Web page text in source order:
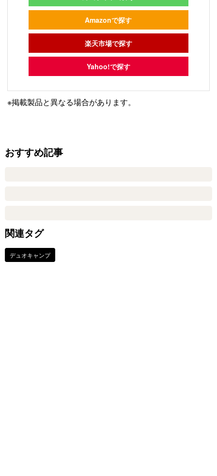
Amazonで探す
楽天市場で探す
Yahoo!で探す
※掲載製品と異なる場合があります。
おすすめ記事
関連タグ
デュオキャンプ